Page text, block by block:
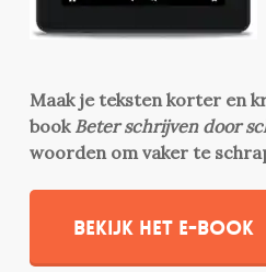
Maak je teksten korter en
book Beter schrijven door
woorden om vaker te
Bekijk het e-book